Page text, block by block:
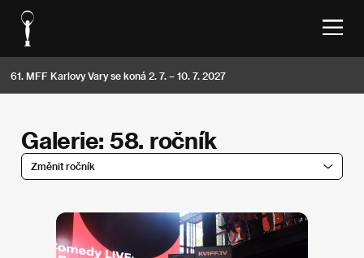
61. MFF Karlovy Vary se koná 2. 7. – 10. 7. 2027
Galerie: 58. ročník
Změnit ročník